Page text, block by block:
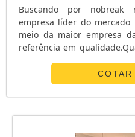
Buscando por nobreak
empresa líder do mercado
meio da maior empresa
referência em
redundante, com os
Equipamentos
soluções para sistemas
DETALHES SOBRE O
COTAR